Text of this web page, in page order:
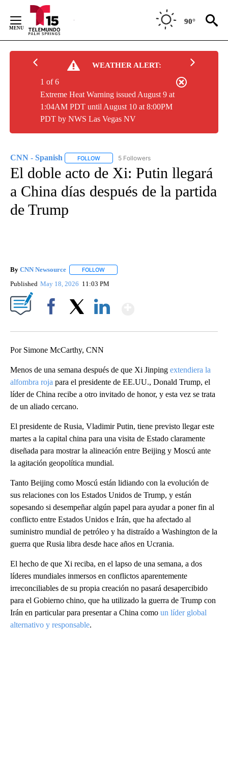
Content
90°
WEATHER ALERT:
Extreme Heat Warning issued August 9 at
1:04AM PDT until August 10 at 8:00PM
PDT by NWS Las Vegas NV
1 of 6
CNN - Spanish FOLLOW FOLLOW "CNN - SPANISH" TO RECEIVE
5 Followers
El doble acto de Xi: Putin llegará
a China días después de la partida
de Trump
By CNN Newsource FOLLOW
Published May 18, 2026 11:03 PM
Por Simone McCarthy, CNN
Menos de una semana después de que Xi Jinping extendiera la
alfombra roja para el presidente de EE.UU., Donald Trump, el
líder de China recibe a otro invitado de honor, y esta vez se trata
de un aliado cercano.
El presidente de Rusia, Vladimir Putin, tiene previsto llegar este
martes a la capital china para una visita de Estado claramente
diseñada para mostrar la alineación entre Beijing y Moscú ante
la agitación geopolítica mundial.
Tanto Beijing como Moscú están lidiando con la evolución de
sus relaciones con los Estados Unidos de Trump, y están
sopesando si desempeñar algún papel para ayudar a poner fin al
conflicto entre Estados Unidos e Irán, que ha afectado al
suministro mundial de petróleo y ha distraído a Washington de la
guerra que Rusia libra desde hace años en Ucrania.
El hecho de que Xi reciba, en el lapso de una semana, a dos
líderes mundiales inmersos en conflictos aparentemente
irreconciliables de su propia creación no pasará desapercibido
para el Gobierno chino, que ha utilizado la guerra de Trump con
Irán en particular para presentar a China como un líder global
alternativo y responsable.